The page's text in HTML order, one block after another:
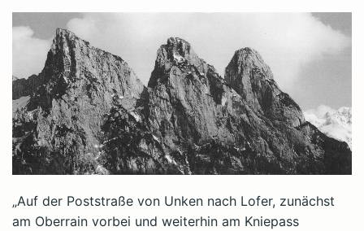
„Auf der Poststraße von Unken nach Lofer, zunächst
am Oberrain vorbei und weiterhin am Kniepass